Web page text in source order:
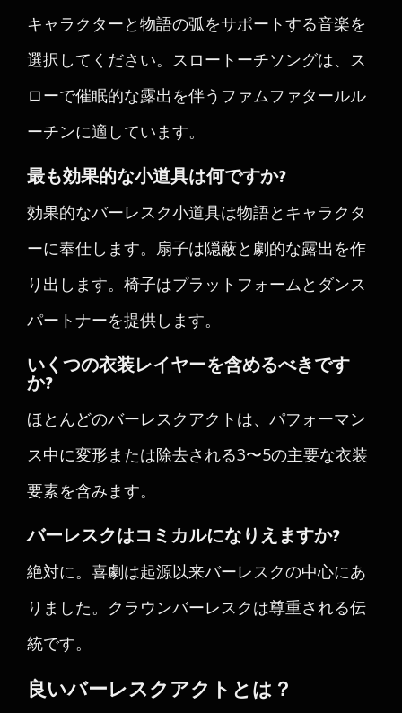
キャラクターと物語の弧をサポートする音楽を
選択してください。スロートーチソングは、ス
ローで催眠的な露出を伴うファムファタールル
ーチンに適しています。
最も効果的な小道具は何ですか?
効果的なバーレスク小道具は物語とキャラクタ
ーに奉仕します。扇子は隠蔽と劇的な露出を作
り出します。椅子はプラットフォームとダンス
パートナーを提供します。
いくつの衣装レイヤーを含めるべきです
か?
ほとんどのバーレスクアクトは、パフォーマン
ス中に変形または除去される3〜5の主要な衣装
要素を含みます。
バーレスクはコミカルになりえますか?
絶対に。喜劇は起源以来バーレスクの中心にあ
りました。クラウンバーレスクは尊重される伝
統です。
良いバーレスクアクトとは？